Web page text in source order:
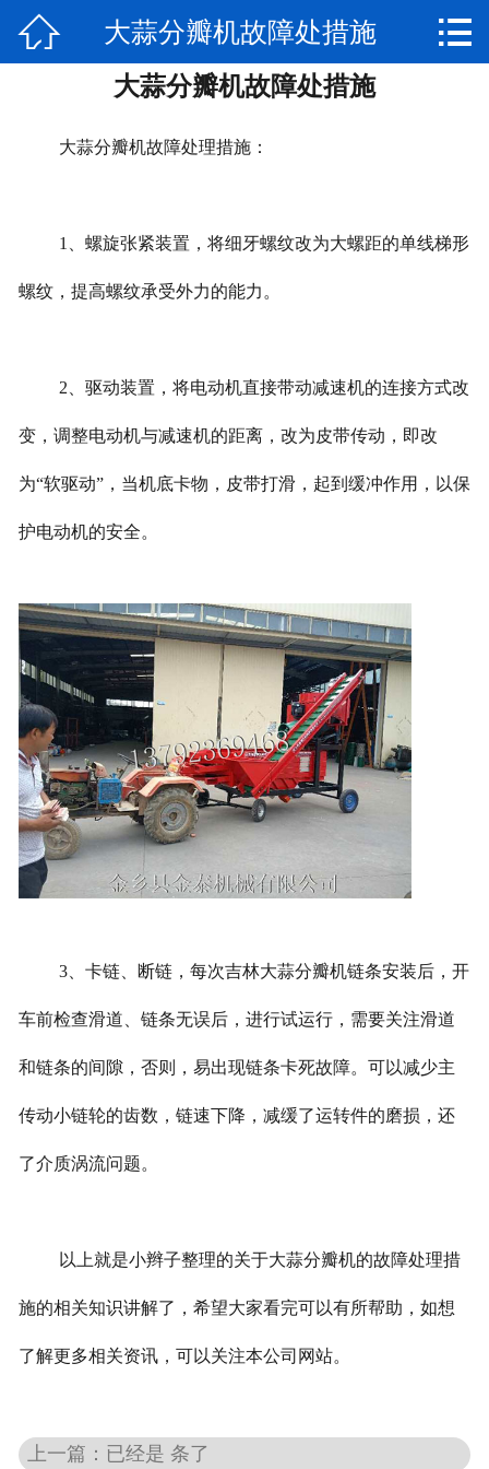
 网站首页
公司简介
视频专区
 大蒜分瓣机故障处措施 
大蒜分瓣机故障处措施
大蒜分瓣机故障处理措施：
1、螺旋张紧装置，将细牙螺纹改为大螺距的单线梯形
螺纹，提高螺纹承受外力的能力。
2、驱动装置，将电动机直接带动减速机的连接方式改
变，调整电动机与减速机的距离，改为皮带传动，即改
为“软驱动”，当机底卡物，皮带打滑，起到缓冲作用，以保
护电动机的安全。
3、卡链、断链，每次吉林大蒜分瓣机链条安装后，开
车前检查滑道、链条无误后，进行试运行，需要关注滑道
和链条的间隙，否则，易出现链条卡死故障。可以减少主
传动小链轮的齿数，链速下降，减缓了运转件的磨损，还
了介质涡流问题。
以上就是小辫子整理的关于大蒜分瓣机的故障处理措
施的相关知识讲解了，希望大家看完可以有所帮助，如想
了解更多相关资讯，可以关注本公司网站。
上一篇：已经是 条了